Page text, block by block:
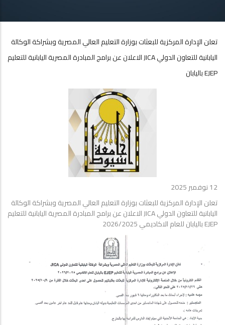
تعلن الإدارة المركزية للبعثات بوزارة التعليم العالي المصرية وبشراكة الوكالة
اليابانية للتعاون الدولي JICA الاعلان عن برامج المبادرة المصرية اليابانية للتعليم
EJEP باليابان
12 نوفمبر 2025
تعلن الإدارة المركزية للبعثات بوزارة التعليم العالي المصرية وبشراكة الوكالة
اليابانية للتعاون الدولي JICA الاعلان عن برامج المبادرة المصرية اليابانية للتعليم
EJEP باليابان للعام الاكاديمي 2026/2025